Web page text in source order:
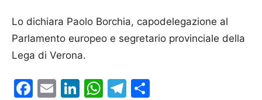
Lo dichiara Paolo Borchia, capodelegazione al
Parlamento europeo e segretario provinciale della
Lega di Verona.
Facebook
EmailLinkedIn
WhatsApp
Telegram